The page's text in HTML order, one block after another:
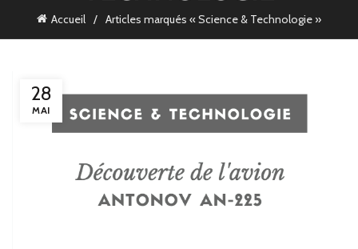
Accueil Articles marqués « Science & Technologie »
28
MAI